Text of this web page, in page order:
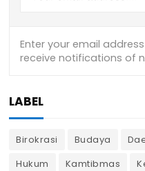
LABEL
Birokrasi Budaya
Hukum
Kamtibmas